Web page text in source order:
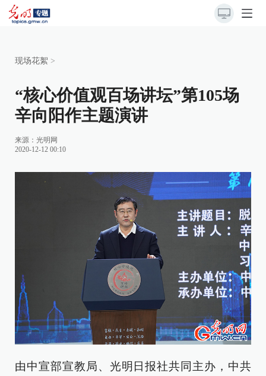
现场花絮 >
“核心价值观百场讲坛”第105场
辛向阳作主题演讲
来源： 光明网
2020-12-12 00:10
由中宣部宣教局、光明日报社共同主办，中共